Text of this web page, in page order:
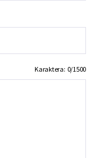
Karaktera: 0/1500